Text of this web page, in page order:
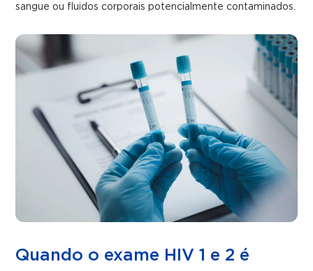
sangue ou fluidos corporais potencialmente contaminados.
Quando o exame HIV 1 e 2 é